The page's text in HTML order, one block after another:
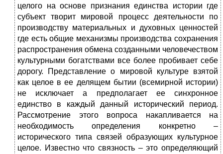
целого на основе признания единства истории где
субъект творит мировой процесс деятельности по
производству материальных и духовных ценностей
где есть общие механизмы производства сохранения
распространения обмена созданными человечеством
культурными богатствами все более пробивает себе
дорогу. Представление о мировой культуре взятой
как целое в ее делящем бытии (всемирной истории)
не исключает а предполагает ее синхронное
единство в каждый данный исторический период.
Рассмотрение этого вопроса накапливается на
необходимость определения конкретно –
исторического типа связей образующих культурное
целое. Известно что связность – это определяющий